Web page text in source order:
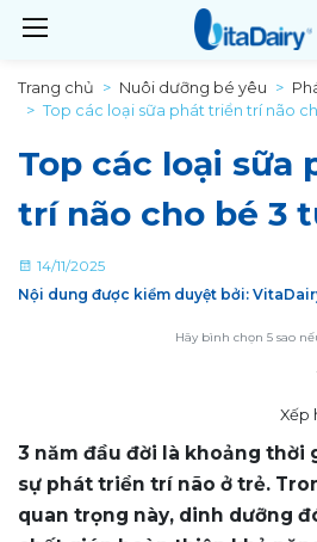
Trang chủ Nuôi dưỡng bé yêu
Top các loại sữa phát triển trí não
Top các loại sữa
trí não cho bé 3
14/11/2025
Nội dung được kiểm duyệt bởi:
Hãy bình chọn 5 sao
Xếp
3 năm đầu đời là khoảng thời
sự phát triển trí não ở trẻ.
quan trọng này, dinh dưỡng